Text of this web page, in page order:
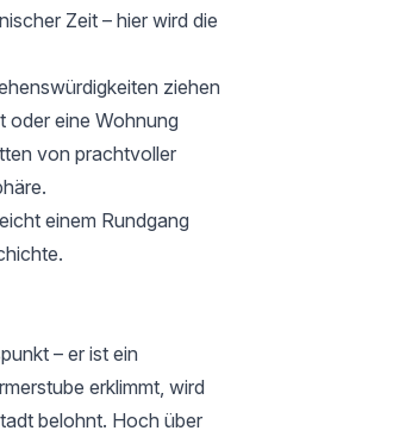
Zeit – hier wird die
ziehen
oder eine Wohnung
von prachtvoller
einem Rundgang
– er ist ein
erklimmt, wird
belohnt. Hoch über